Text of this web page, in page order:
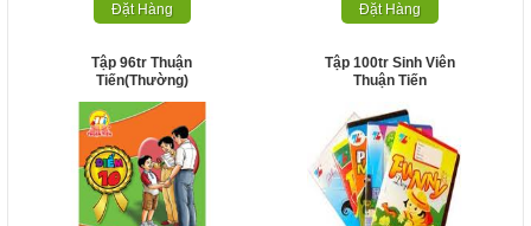
Đặt Hàng
Đặt Hàng
Tập 96tr Thuận
Tiến(Thường)
Tập 100tr Sinh Viên
Thuận Tiến